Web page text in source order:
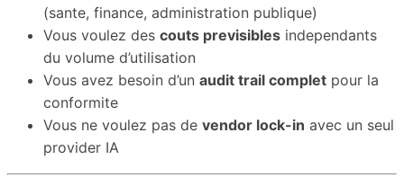
(sante, finance, administration publique)
Vous voulez des couts previsibles independants
du volume d’utilisation
Vous avez besoin d’un audit trail complet pour la
conformite
Vous ne voulez pas de vendor lock-in avec un seul
provider IA